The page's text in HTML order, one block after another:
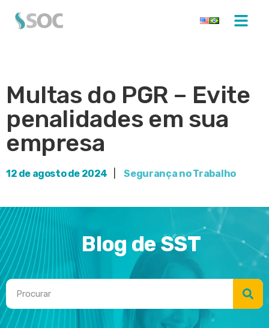
Multas do PGR – Evite
penalidades em sua
empresa
12 de agosto de 2024 Segurança no Trabalho
Blog de SST